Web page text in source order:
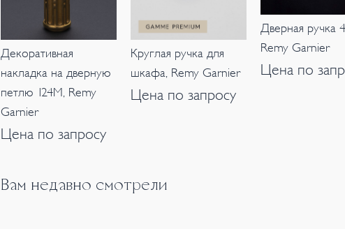
Декоративная
накладка на дверную
петлю 124M, Remy
Garnier
Цена по запросу
Круглая ручка для
шкафа, Remy Garnier
Цена по запросу
Дверная ручка
Remy Garnier
Цена по
Вам недавно смотрели